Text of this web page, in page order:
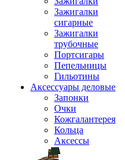
Зажигалки
сигарные
Зажигалки
трубочные
Портсигары
Пепельницы
Гильотины
Аксессуары деловые
Запонки
Очки
Кожгалантерея
Кольца
Аксессы